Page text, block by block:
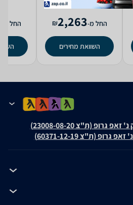
החל מ-2,263
₪
השוואת מחירים
החל מ-
(ת"צ 23008-08-20)
(ת"צ 60371-12-19)